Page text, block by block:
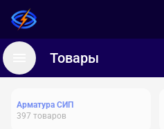
Товары
Арматура СИП
397 товаров